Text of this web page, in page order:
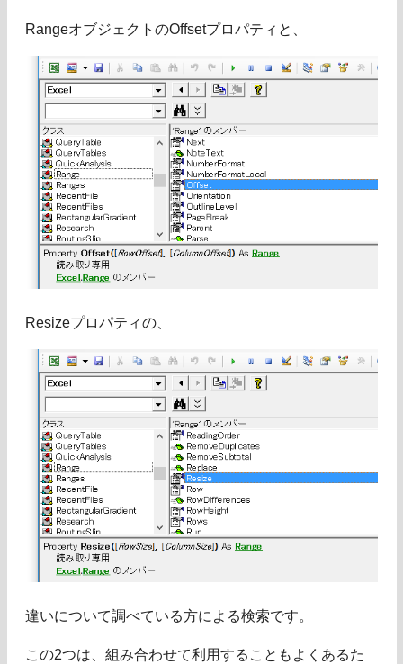
RangeオブジェクトのOffsetプロパティと、
Resizeプロパティの、
違いについて調べている方による検索です。
この2つは、組み合わせて利用することもよくあるた